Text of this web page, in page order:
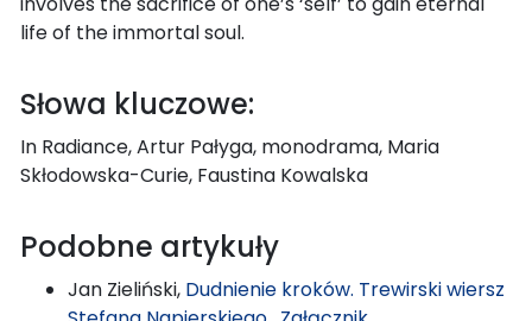
life of the immortal soul.
Słowa kluczowe:
In Radiance, Artur Pałyga, monodrama, Maria
Skłodowska-Curie, Faustina Kowalska
Podobne artykuły
Jan Zieliński, Dudnienie kroków. Trewirski wiersz